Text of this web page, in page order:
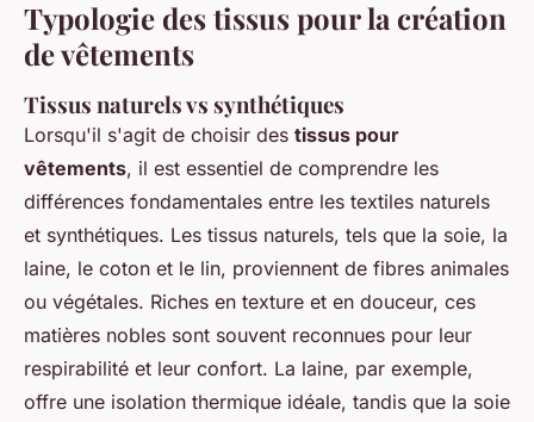
Typologie des tissus pour la création
de vêtements
Tissus naturels vs synthétiques
Lorsqu'il s'agit de choisir des tissus pour
vêtements, il est essentiel de comprendre les
différences fondamentales entre les textiles naturels
et synthétiques. Les tissus naturels, tels que la soie, la
laine, le coton et le lin, proviennent de fibres animales
ou végétales. Riches en texture et en douceur, ces
matières nobles sont souvent reconnues pour leur
respirabilité et leur confort. La laine, par exemple,
offre une isolation thermique idéale, tandis que la soie